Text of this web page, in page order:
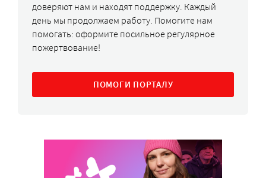
доверяют нам и находят поддержку. Каждый
день мы продолжаем работу. Помогите нам
помогать: оформите посильное регулярное
пожертвование!
ПОМОГИ ПОРТАЛУ